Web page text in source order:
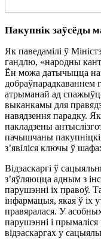
Пакупнік заўсёды
Як паведамілі ў
гандлю, «народны
Ён можа датычыцца
добраўпарадкаваннем
атрыманай ад
выканкамы для
навядзення парадку.
пакладзены
пачышчаны
з’явіліся ключы ў
Відэаскаргі ў
з’яўляюцца адным з
парушэнні іх правоў.
інфармацыя, якая ў іх
правяралася. У
парушэнні і
відэаскаргах у